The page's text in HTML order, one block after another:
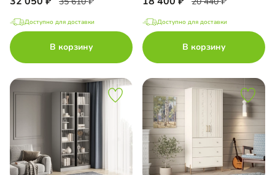
Доступно для доставки
В корзину
Доступно для доставки
В корзину